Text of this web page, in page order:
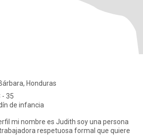
Honduras
- 35
de infancia
mi nombre es Judith soy una persona